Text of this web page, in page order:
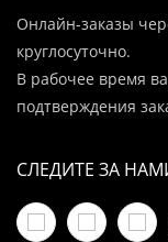
Онлайн-заказы
круглосуточно.
В рабочее время
подтверждения
СЛЕДИТЕ ЗА